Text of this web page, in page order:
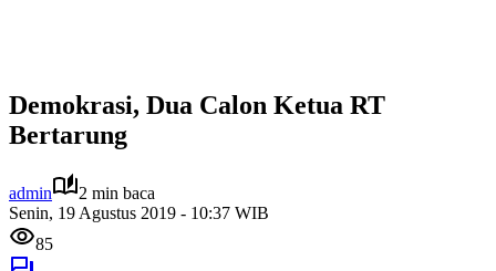
Demokrasi, Dua Calon Ketua RT
Bertarung
admin
2 min baca
Senin, 19 Agustus 2019 - 10:37 WIB
85